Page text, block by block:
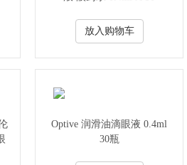
放入购物车
Optive 润滑油滴眼液 0.4ml
30瓶